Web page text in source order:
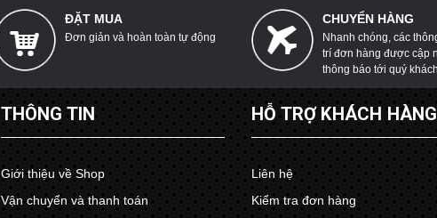
ĐẶT MUA
Đơn giản và hoàn toàn tự động
CHUYỂN HÀNG
Nhanh chóng, các
trí đơn hàng được cập
thông báo tới quý
THÔNG TIN
Giới thiệu về Shop
Vận chuyển và thanh toán
HỖ TRỢ KHÁCH HÀNG
Liên hệ
Kiểm tra đơn hàng